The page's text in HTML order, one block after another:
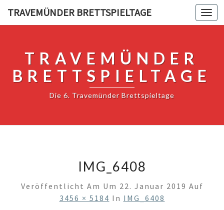
TRAVEMÜNDER BRETTSPIELTAGE
TRAVEMÜNDER
BRETTSPIELTAGE
Die 6. Travemünder Brettspieltage
IMG_6408
Veröffentlicht Am Um 22. Januar 2019 Auf
3456 × 5184 In IMG_6408